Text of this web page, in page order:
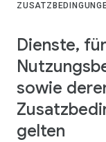
Dienste,
sowie
gelten